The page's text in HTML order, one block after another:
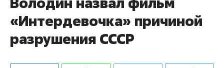
«Интердевочка» причиной
разрушения СССР